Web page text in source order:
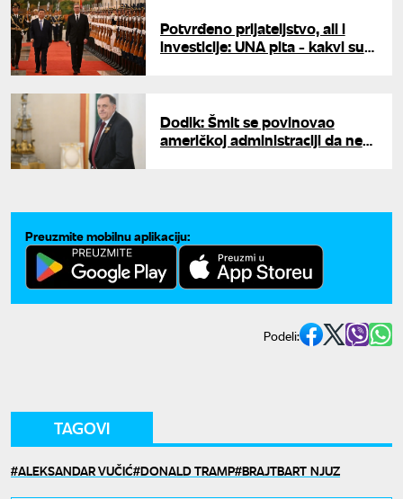
Potvrđeno prijateljstvo, ali i
investicije: UNA pita - kakvi su
Dodik: Šmit se povinovao
američkoj administraciji da ne
Preuzmite mobilnu aplikaciju:
Podeli:
TAGOVI
ALEKSANDAR VUČIĆ DONALD TRAMP BRAJTBART NJUZ